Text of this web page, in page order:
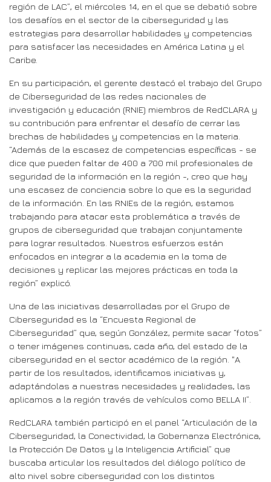
región de LAC”, el miércoles 14, en el que se debatió sobre
los desafíos en el sector de la ciberseguridad y las
estrategias para desarrollar habilidades y competencias
para satisfacer las necesidades en América Latina y el
Caribe.
En su participación, el gerente destacó el trabajo del Grupo
de Ciberseguridad de las redes nacionales de
investigación y educación (RNIE) miembros de RedCLARA y
su contribución para enfrentar el desafío de cerrar las
brechas de habilidades y competencias en la materia.
“Además de la escasez de competencias específicas - se
dice que pueden faltar de 400 a 700 mil profesionales de
seguridad de la información en la región -, creo que hay
una escasez de conciencia sobre lo que es la seguridad
de la información. En las RNIEs de la región, estamos
trabajando para atacar esta problemática a través de
grupos de ciberseguridad que trabajan conjuntamente
para lograr resultados. Nuestros esfuerzos están
enfocados en integrar a la academia en la toma de
decisiones y replicar las mejores prácticas en toda la
región” explicó.
Una de las iniciativas desarrolladas por el Grupo de
Ciberseguridad es la “Encuesta Regional de
Ciberseguridad” que, según González, permite sacar “fotos”
o tener imágenes continuas, cada año, del estado de la
ciberseguridad en el sector académico de la región. "A
partir de los resultados, identificamos iniciativas y,
adaptándolas a nuestras necesidades y realidades, las
aplicamos a la región través de vehículos como BELLA II”.
RedCLARA también participó en el panel “Articulación de la
Ciberseguridad, la Conectividad, la Gobernanza Electrónica,
la Protección De Datos y la Inteligencia Artificial” que
buscaba articular los resultados del diálogo político de
alto nivel sobre ciberseguridad con los distintos